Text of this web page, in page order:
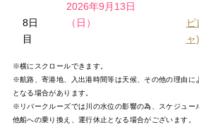
8日
目
2026年9月13日
（日）
ャ)
※横にスクロールできます。
※航路、寄港地、入出港時間等は天候、その他の理由に
となる場合があります。
※リバークルーズでは川の水位の影響の為、スケジュー
他船への乗り換え、運行休止となる場合がございます。